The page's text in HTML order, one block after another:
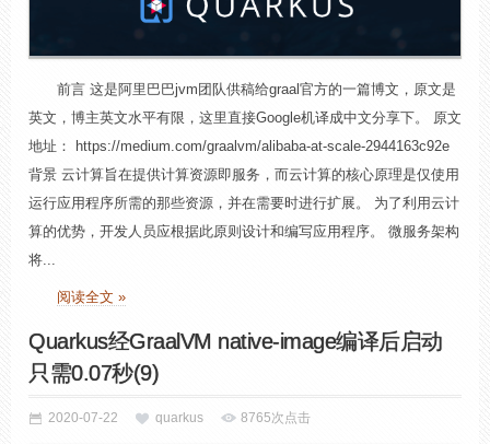
前言 这是阿里巴巴jvm团队供稿给graal官方的一篇博文，原文是
英文，博主英文水平有限，这里直接Google机译成中文分享下。 原文
地址： https://medium.com/graalvm/alibaba-at-scale-2944163c92e
背景 云计算旨在提供计算资源即服务，而云计算的核心原理是仅使用
运行应用程序所需的那些资源，并在需要时进行扩展。 为了利用云计
算的优势，开发人员应根据此原则设计和编写应用程序。 微服务架构
将...
阅读全文 »
Quarkus经GraalVM native-image编译后启动
只需0.07秒(9)
2020-07-22 quarkus 8765次点击